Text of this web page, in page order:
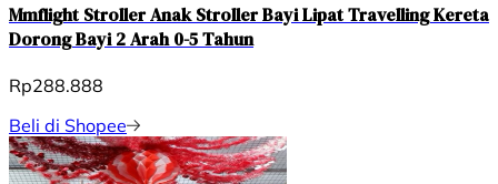
Mmflight Stroller Anak Stroller Bayi Lipat Travelling Kereta
Dorong Bayi 2 Arah 0-5 Tahun
Rp288.888
Beli di Shopee